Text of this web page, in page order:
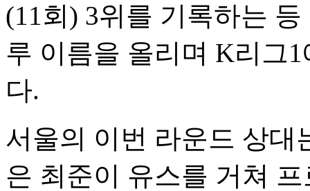
(11회) 3위를 기록하는
루 이름을 올리며 K리그
다.
서울의 이번 라운드 상대
은 최준이 유스를 거쳐